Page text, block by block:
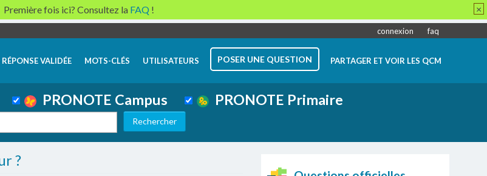
connexion faq
VALIDÉE MOTS-CLÉS UTILISATEURS POSER UNE QUESTION PARTAGER ET VOIR LES QCM
PRONOTE Campus PRONOTE Primaire
?
Première fois ici? Consultez la FAQ ! ×